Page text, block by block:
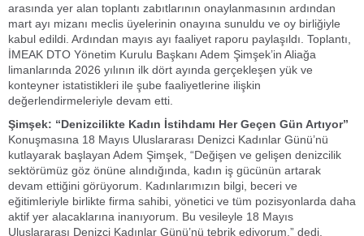
arasında yer alan toplantı zabıtlarının onaylanmasının ardından
mart ayı mizanı meclis üyelerinin onayına sunuldu ve oy birliğiyle
kabul edildi. Ardından mayıs ayı faaliyet raporu paylaşıldı. Toplantı,
İMEAK DTO Yönetim Kurulu Başkanı Adem Şimşek’in Aliağa
limanlarında 2026 yılının ilk dört ayında gerçekleşen yük ve
konteyner istatistikleri ile şube faaliyetlerine ilişkin
değerlendirmeleriyle devam etti.
Şimşek: “Denizcilikte Kadın İstihdamı Her Geçen Gün Artıyor”
Konuşmasına 18 Mayıs Uluslararası Denizci Kadınlar Günü’nü
kutlayarak başlayan Adem Şimşek, “Değişen ve gelişen denizcilik
sektörümüz göz önüne alındığında, kadın iş gücünün artarak
devam ettiğini görüyorum. Kadınlarımızın bilgi, beceri ve
eğitimleriyle birlikte firma sahibi, yönetici ve tüm pozisyonlarda daha
aktif yer alacaklarına inanıyorum. Bu vesileyle 18 Mayıs
Uluslararası Denizci Kadınlar Günü’nü tebrik ediyorum.” dedi.